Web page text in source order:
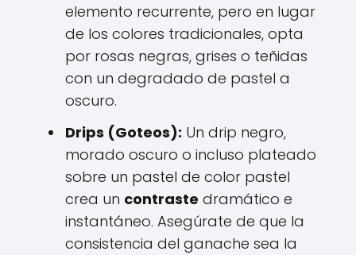
elemento recurrente, pero en lugar
de los colores tradicionales, opta
por rosas negras, grises o teñidas
con un degradado de pastel a
oscuro.
Drips (Goteos): Un drip negro,
morado oscuro o incluso plateado
sobre un pastel de color pastel
crea un contraste dramático e
instantáneo. Asegúrate de que la
consistencia del ganache sea la